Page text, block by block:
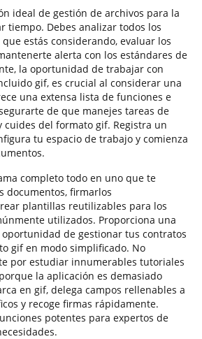
ideal de gestión de archivos para la
tiempo. Debes analizar todos los
estás considerando, evaluar los
alerta con los estándares de
la oportunidad de trabajar con
gif, es crucial al considerar una
una extensa lista de funciones e
de que manejes tareas de
del formato gif. Registra un
tu espacio de trabajo y comienza
completo todo en uno que te
documentos, firmarlos
plantillas reutilizables para los
utilizados. Proporciona una
de gestionar tus contratos
gif en modo simplificado. No
por estudiar innumerables tutoriales
la aplicación es demasiado
en gif, delega campos rellenables a
y recoge firmas rápidamente.
potentes para expertos de